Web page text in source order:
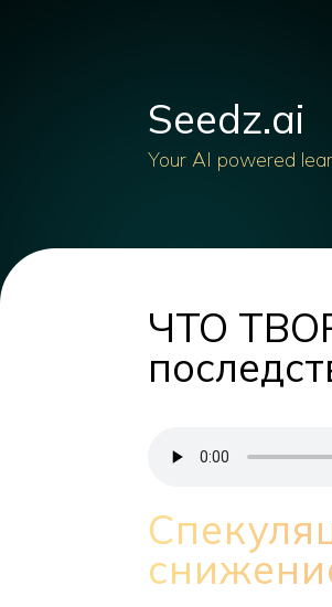
Seedz.ai
Your AI powered
ЧТО